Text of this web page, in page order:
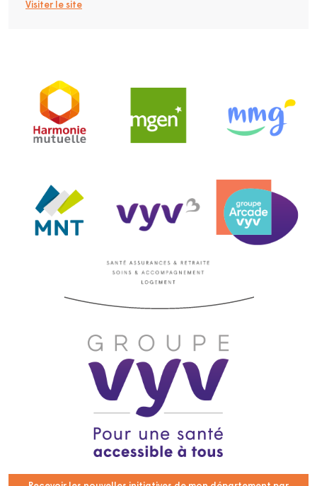
Visiter le site